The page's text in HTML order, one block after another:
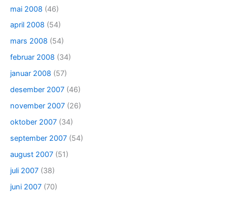
mai 2008 (46)
april 2008 (54)
mars 2008 (54)
februar 2008 (34)
januar 2008 (57)
desember 2007 (46)
november 2007 (26)
oktober 2007 (34)
september 2007 (54)
august 2007 (51)
juli 2007 (38)
juni 2007 (70)